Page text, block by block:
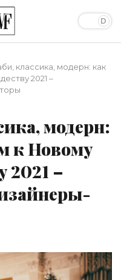
классика, модерн: как
2021 –
модерн:
к Новому
2021 –